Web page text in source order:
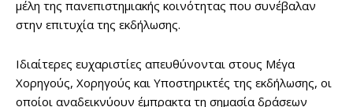
μέλη της πανεπιστημιακής κοινότητας που συνέβαλαν
στην επιτυχία της εκδήλωσης.
Ιδιαίτερες ευχαριστίες απευθύνονται στους Μέγα
Χορηγούς, Χορηγούς και Υποστηρικτές της εκδήλωσης, οι
οποίοι αναδεικνύουν έμπρακτα τη σημασία δράσεων